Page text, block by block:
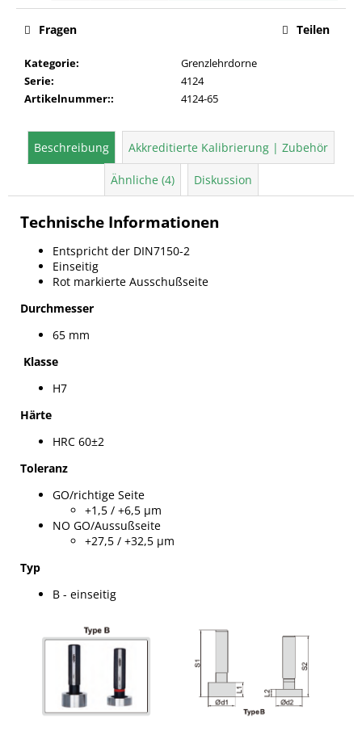
Kategorie:
Grenzlehrdorne
Serie:
4124
Artikelnummer:: 4124-65
Fragen Teilen
Beschreibung Akkreditierte Kalibrierung | Zubehör
Ähnliche (4) Diskussion
Technische Informationen
Entspricht der DIN7150-2
Einseitig
Rot markierte Ausschußseite
Durchmesser
65 mm
Klasse
H7
Härte
HRC 60±2
Toleranz
GO/richtige Seite
+1,5 / +6,5 µm
NO GO/Aussußseite
+27,5 / +32,5 µm
Typ
B - einseitig